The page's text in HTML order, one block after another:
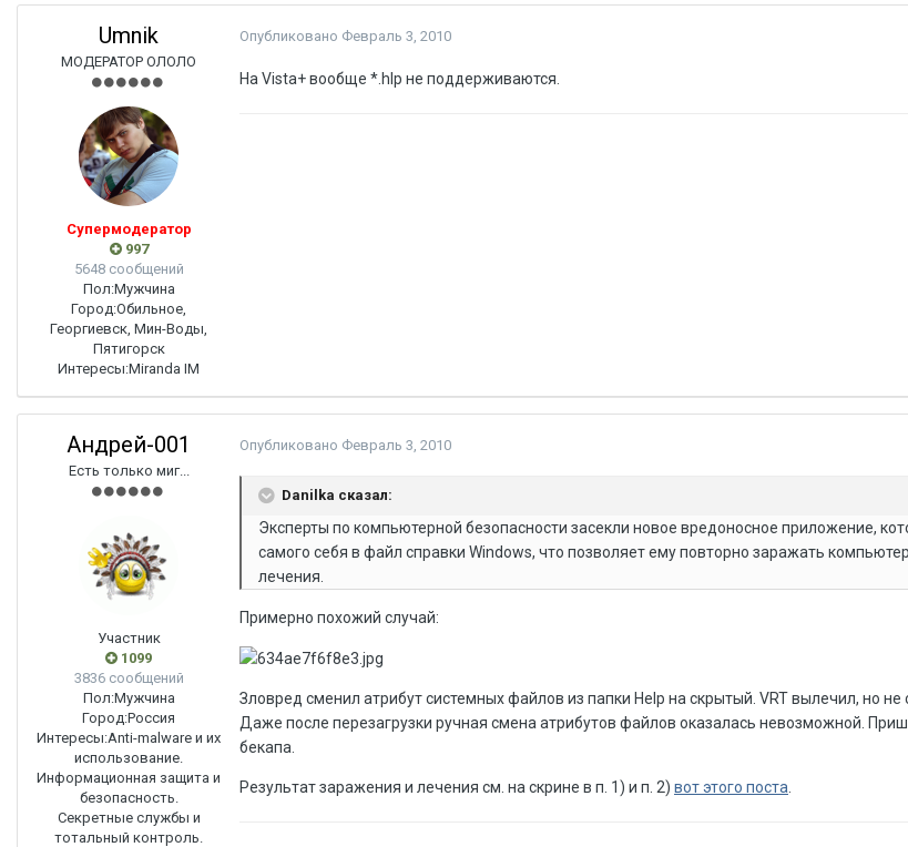
Umnik
МОДЕРАТОР ОЛОЛО
Супермодератор
997
5648 сообщений
Пол:Мужчина
Город:Обильное,
Георгиевск, Мин-Воды,
Пятигорск
Интересы:Miranda IM
Опубликовано Февраль 3, 2010
На Vista+ вообще *.hlp не поддерживаются.
Андрей-001
Есть только миг...
Участник
1099
3836 сообщений
Пол:Мужчина
Город:Россия
Интересы:Anti-malware и их
использование.
Информационная защита и
безопасность.
Секретные службы и
тотальный контроль.
Опубликовано Февраль 3, 2010
Danilka сказал:
Эксперты по компьютерной безопасности засекли новое вредоносное приложение,
самого себя в файл справки Windows, что позволяет ему повторно заражать
лечения.
Примерно похожий случай:
Зловред сменил атрибут системных файлов из папки Help на скрытый. VRT вылечил, но не
Даже после перезагрузки ручная смена атрибутов файлов оказалась невозможной.
бекапа.
Результат заражения и лечения см. на скрине в п. 1) и п. 2) вот этого поста.